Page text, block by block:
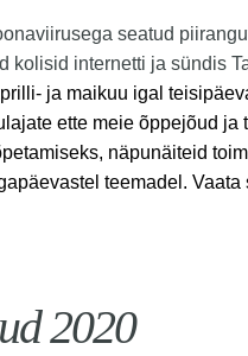
seatud
kolisid internetti ja sündis
ja maikuu igal
ette meie õppejõud ja
näpunäiteid
teemadel. Vaata
2020